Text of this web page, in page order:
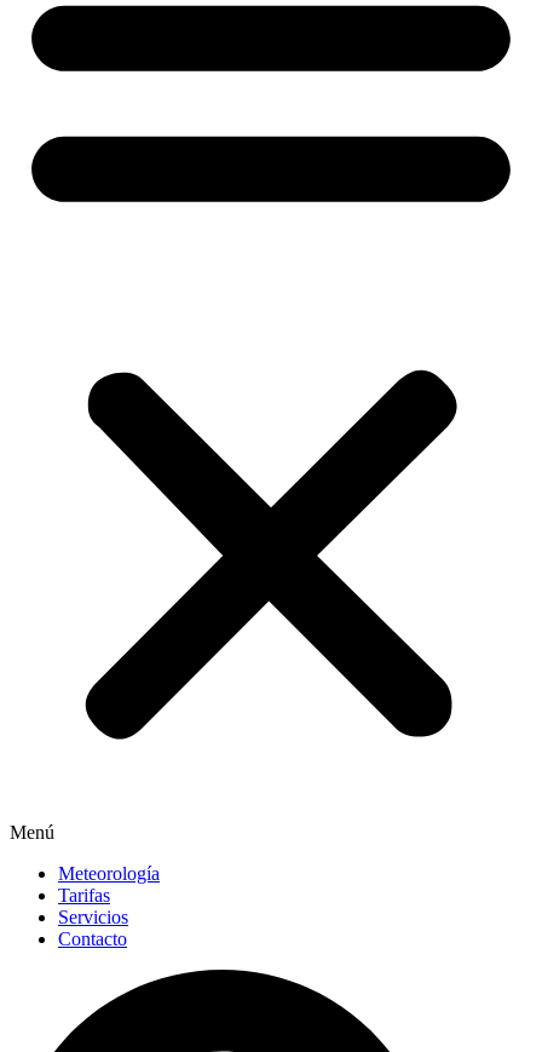
Menú
Meteorología
Tarifas
Servicios
Contacto